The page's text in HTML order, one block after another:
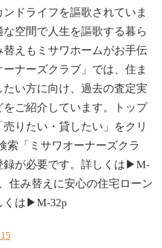
ドライフを謳歌されていま
空間で人生を謳歌する暮ら
替えもミサワホームがお手伝
ナーズクラブ」では、住ま
い方に向け、過去の査定実
ご紹介しています。トップ
りたい・貸したい」をクリ
索「ミサワオーナーズクラ
録が必要です。詳しくは▶M-
住み替えに安心の住宅ローン
くは▶M-32p